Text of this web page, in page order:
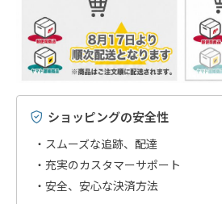
ショッピングの安全性
スムーズな追跡、配達
充実のカスタマーサポート
安全、安心な決済方法